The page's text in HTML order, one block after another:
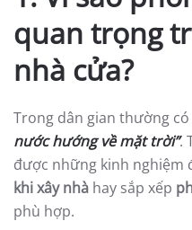
quan trọng
nhà cửa?
Trong dân gian thường có
nước hướng về mặt trời”.
được những kinh nghiệm
khi xây nhà hay sắp xếp
phù hợp.